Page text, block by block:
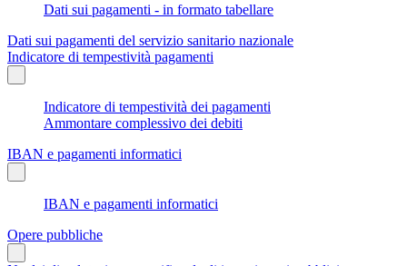
Dati sui pagamenti - in formato tabellare
Dati sui pagamenti del servizio sanitario nazionale
Indicatore di tempestività pagamenti
Indicatore di tempestività dei pagamenti
Ammontare complessivo dei debiti
IBAN e pagamenti informatici
IBAN e pagamenti informatici
Opere pubbliche